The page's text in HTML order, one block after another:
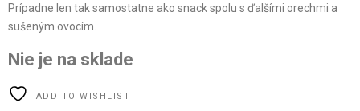
Prípadne len tak samostatne ako snack spolu s ďalšími orechmi a
sušeným ovocím.
Nie je na sklade
ADD TO WISHLIST